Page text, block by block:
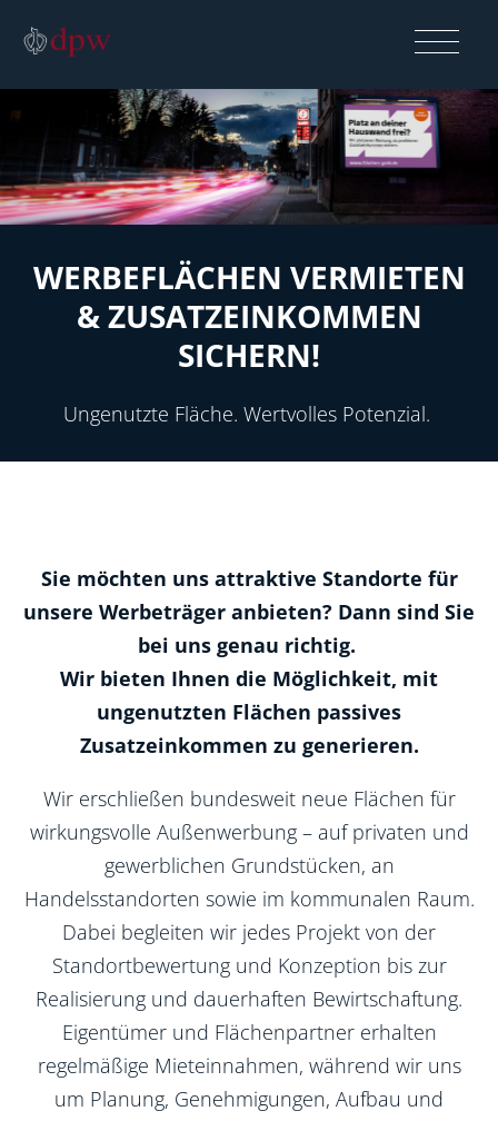
Produkte
Beratung
Firmengruppe
Standort anbieten
WERBEFLÄCHEN VERMIETEN
& ZUSATZEINKOMMEN
SICHERN!
Ungenutzte Fläche. Wertvolles Potenzial.
Sie möchten uns attraktive Standorte für
unsere Werbeträger anbieten? Dann sind Sie
bei uns genau richtig.
Wir bieten Ihnen die Möglichkeit, mit
ungenutzten Flächen passives
Zusatzeinkommen zu generieren.
Wir erschließen bundesweit neue Flächen für
wirkungsvolle Außenwerbung – auf privaten und
gewerblichen Grundstücken, an
Handelsstandorten sowie im kommunalen Raum.
Dabei begleiten wir jedes Projekt von der
Standortbewertung und Konzeption bis zur
Realisierung und dauerhaften Bewirtschaftung.
Eigentümer und Flächenpartner erhalten
regelmäßige Mieteinnahmen, während wir uns
um Planung, Genehmigungen, Aufbau und